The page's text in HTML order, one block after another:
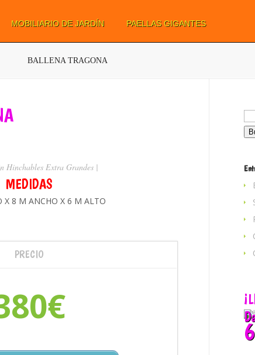
MOBILIARIO DE JARDÍN PAELLAS GIGANTES
BALLENA TRAGONA
Hinchables Extra Grandes |
MEDIDAS
X 8 M ANCHO X 6 M ALTO
PRECIO